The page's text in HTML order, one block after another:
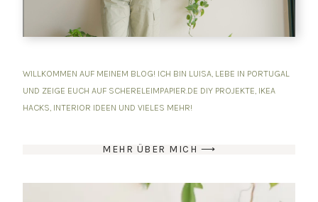
WILLKOMMEN AUF MEINEM BLOG! ICH BIN LUISA, LEBE IN PORTUGAL
UND ZEIGE EUCH AUF SCHERELEIMPAPIER.DE DIY PROJEKTE, IKEA
HACKS, INTERIOR IDEEN UND VIELES MEHR!
MEHR ÜBER MICH ⟶